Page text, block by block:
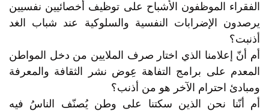
الفقراء الموظفون الأشباح على توظيف أخصائيين نفسيين
يرصدون الإضرابات النفسية والسلوكية عند شباب الغد
أذنبت؟
أم أنّ إعلامنا الذي اختار صرف الملايين من دخل المواطن
المعدم على برامج التفاهة عِوض نشر الثقافة والمعرفة
ومبادئ احترام الآخر هو من أذنب؟
أم أنّنا نحن الذين سكتنا على وطن يُصنّف الناسُ فيه